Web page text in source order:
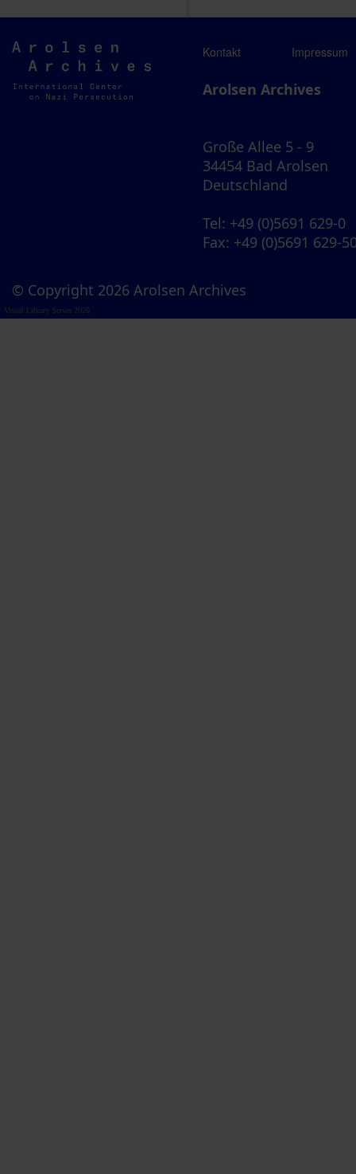
Arolsen
Archives
Kontakt Impressum
Arolsen Archives
Große Allee 5 - 9
34454 Bad Arolsen
Deutschland
Tel: +49 (0)5691 629-0
Fax: +49 (0)5691 629-
© Copyright 2026 Arolsen Archives
Visual Library Server 2026